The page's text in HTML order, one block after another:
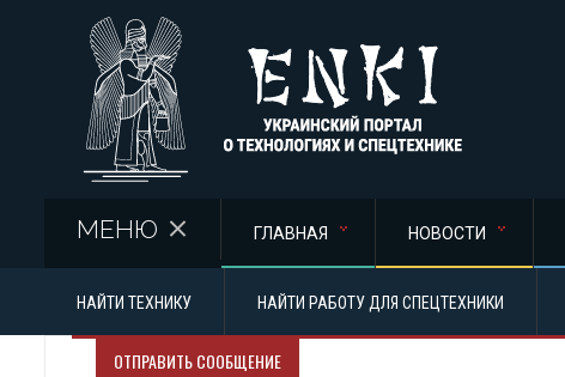
МЕНЮ ГЛАВНАЯ НОВОСТИ
НАЙТИ ТЕХНИКУ НАЙТИ РАБОТУ ДЛЯ СПЕЦТЕХНИКИ
ОТПРАВИТЬ СООБЩЕНИЕ